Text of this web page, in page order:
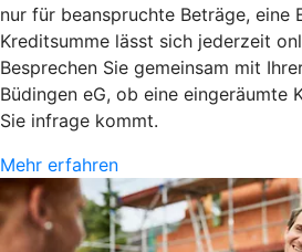
nur für beanspruchte Beträge, eine
Kreditsumme lässt sich jederzeit
Besprechen Sie gemeinsam mit
Büdingen eG, ob eine eingeräumte
Sie infrage kommt.
Mehr erfahren